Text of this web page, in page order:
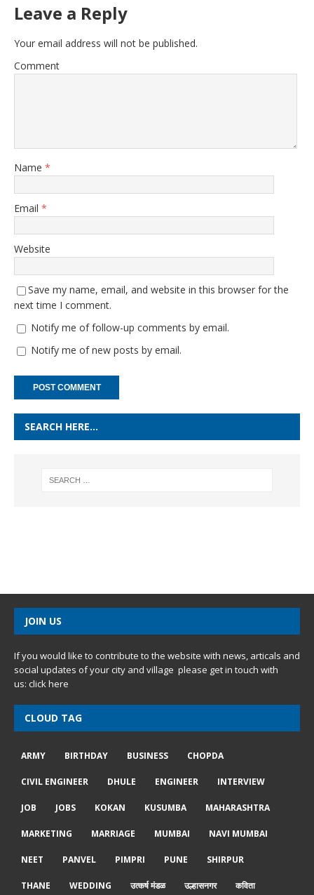
Leave a Reply
Your email address will not be published.
Comment
Name *
Email *
Website
Save my name, email, and website in this browser for the
next time I comment.
Notify me of follow-up comments by email.
Notify me of new posts by email.
SEARCH HERE…
JOIN US
If you would like to contribute to the website with news, articals and
social updates of your city and village please get in touch with
us: click here
CLOUD TAG
ARMY BIRTHDAY BUSINESS CHOPDA
CIVIL ENGINEER DHULE ENGINEER INTERVIEW
JOB JOBS KOKAN KUSUMBA MAHARASHTRA
MARKETING MARRIAGE MUMBAI NAVI MUMBAI
NEET PANVEL PIMPRI PUNE SHIRPUR
THANE WEDDING उत्कर्ष मंडळ उल्हासनगर कविता